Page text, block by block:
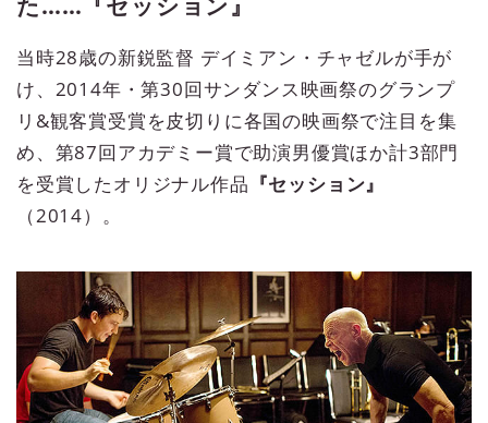
当時28歳の新鋭監督 デイミアン・チャゼルが手が
け、2014年・第30回サンダンス映画祭のグランプ
リ&観客賞受賞を皮切りに各国の映画祭で注目を集
め、第87回アカデミー賞で助演男優賞ほか計3部門
を受賞したオリジナル作品 『セッション』
（2014）。